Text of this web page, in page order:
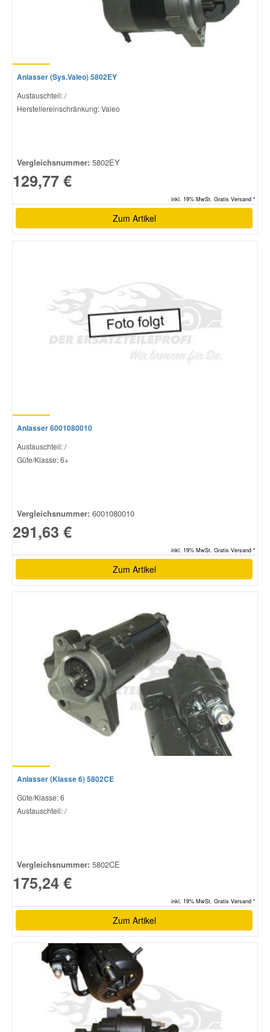
Anlasser (Sys.Valeo) 5802EY
Austauschteil: /
Herstellereinschränkung: Valeo
Vergleichsnummer: 5802EY
129,77 €
inkl. 19% MwSt. Gratis Versand *
Zum Artikel
Anlasser 6001080010
Austauschteil: /
Güte/Klasse: 6+
Vergleichsnummer: 6001080010
291,63 €
inkl. 19% MwSt. Gratis Versand *
Zum Artikel
Anlasser (Klasse 6) 5802CE
Güte/Klasse: 6
Austauschteil: /
Vergleichsnummer: 5802CE
175,24 €
inkl. 19% MwSt. Gratis Versand *
Zum Artikel